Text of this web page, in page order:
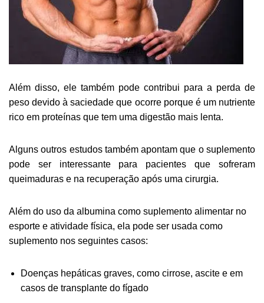
Além disso, ele também pode contribui para a perda de
peso devido à saciedade que ocorre porque é um nutriente
rico em proteínas que tem uma digestão mais lenta.
Alguns outros estudos também apontam que o suplemento
pode ser interessante para pacientes que sofreram
queimaduras e na recuperação após uma cirurgia.
Além do uso da albumina como suplemento alimentar no
esporte e atividade física, ela pode ser usada como
suplemento nos seguintes casos:
Doenças hepáticas graves, como cirrose, ascite e em
casos de transplante do fígado